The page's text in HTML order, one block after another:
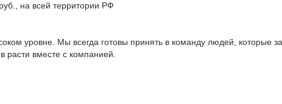
на всей территории РФ
уровне. Мы всегда готовы принять в команду людей, которые
расти вместе с компанией.